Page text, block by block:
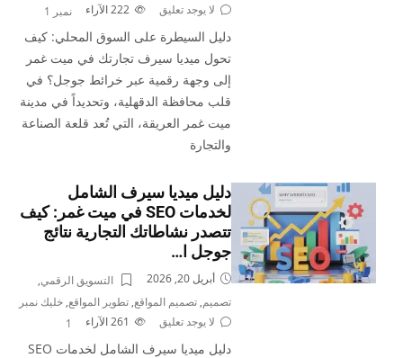
نمبر 1
لا يوجد تعليق 222 الآراء
دليل السيطرة على السوق المحلي: كيف
تحول ميديا سيرف تجارتك في ميت غمر
إلى وجهة رقمية عبر خرائط جوجل؟ في
قلب محافظة الدقهلية، وتحديداً في مدينة
ميت غمر العريقة، التي تُعد قلعة الصناعة
والتجارة
دليل ميديا سيرف الشامل
لخدمات SEO في ميت غمر: كيف
تتصدر نشاطاتك التجارية نتائج
جوجل ا…
أبريل 20, 2026 التسويق الرقمي,
تصميم,تصميم المواقع,تطوير المواقع,خليك نمبر
1
لا يوجد تعليق الآراء
دليل ميديا سيرف الشامل لخدمات SEO